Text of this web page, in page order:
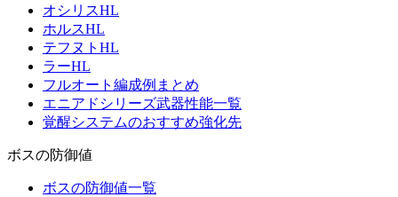
オシリスHL
ホルスHL
テフヌトHL
ラーHL
フルオート編成例まとめ
エニアドシリーズ武器性能一覧
覚醒システムのおすすめ強化先
ボスの防御値
ボスの防御値一覧